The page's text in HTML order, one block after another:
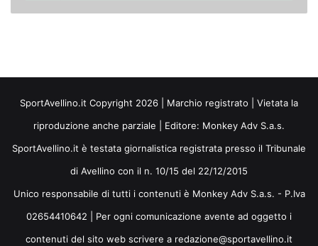
SportAvellino.it Copyright 2026 | Marchio registrato | Vietata la
riproduzione anche parziale | Editore: Monkey Adv S.a.s.
SportAvellino.it è testata giornalistica registrata presso il Tribunale
di Avellino con il n. 10/15 del 22/12/2015
Unico responsabile di tutti i contenuti è Monkey Adv S.a.s. - P.Iva
02654410642 | Per ogni comunicazione avente ad oggetto i
contenuti del sito web scrivere a redazione@sportavellino.it